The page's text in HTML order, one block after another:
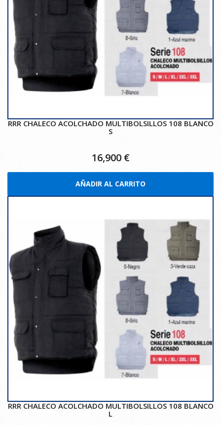
RRR CHALECO ACOLCHADO MULTIBOLSILLOS 108 BLANCO
S
16,900€
AÑADIR AL CARRITO
RRR CHALECO ACOLCHADO MULTIBOLSILLOS 108 BLANCO
L